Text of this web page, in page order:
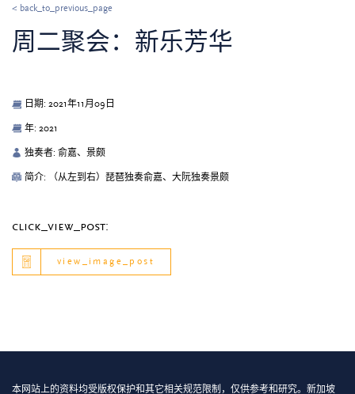
< back_to_previous_page
周二聚会：新乐芳华
日期: 2021年11月09日
年: 2021
独奏者: 俞嘉、景颇
简介: （从左到右）琵琶独奏俞嘉、大阮独奏景颇
click_view_post:
view_image_post
本网站上的资料均受版权保护和其它相关规范限制，仅供参考和研究。新加坡